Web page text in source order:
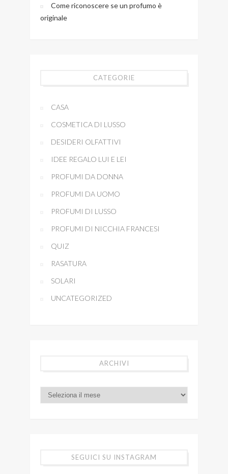
Come riconoscere se un profumo è
originale
CATEGORIE
CASA
COSMETICA DI LUSSO
DESIDERI OLFATTIVI
IDEE REGALO LUI E LEI
PROFUMI DA DONNA
PROFUMI DA UOMO
PROFUMI DI LUSSO
PROFUMI DI NICCHIA FRANCESI
QUIZ
RASATURA
SOLARI
UNCATEGORIZED
ARCHIVI
SEGUICI SU INSTAGRAM